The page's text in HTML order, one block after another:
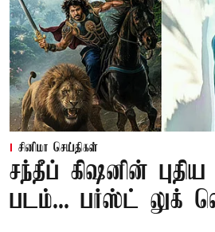
சினிமா செய்திகள்
சந்தீப் கிஷனின்
படம்... பர்ஸ்ட் லுக்